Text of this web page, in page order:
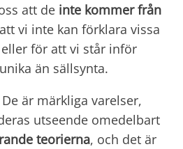
att de inte kommer från
vi inte kan förklara vissa
för att vi står inför
än sällsynta.
är märkliga varelser,
utseende omedelbart
teorierna, och det är